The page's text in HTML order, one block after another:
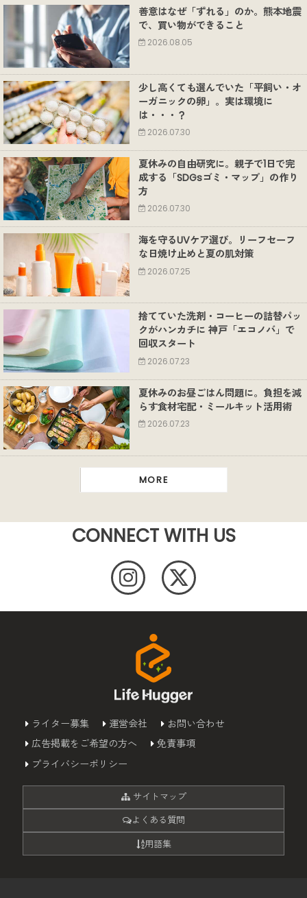
善意はなぜ「ずれる」のか。熊本地震
で、買い物ができること
2026.08.05
少し高くても選んでいた「平飼い・オ
ーガニックの卵」。実は環境に
は・・・？
2026.07.30
夏休みの自由研究に。親子で1日で完
成する「SDGsゴミ・マップ」の作り
方
2026.07.30
海を守るUVケア選び。リーフセーフ
な日焼け止めと夏の肌対策
2026.07.25
捨てていた洗剤・コーヒーの詰替パッ
クがハンカチに 神戸「エコノバ」で
回収スタート
2026.07.23
夏休みのお昼ごはん問題に。負担を減
らす食材宅配・ミールキット活用術
2026.07.23
MORE
CONNECT WITH US
ライター募集 運営会社
お問い合わせ
広告掲載をご希望の方へ
免責事項
プライバシーポリシー
サイトマップ
よくある質問
用語集